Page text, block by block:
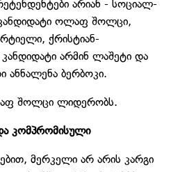
არიან - სოციალ-
ოლაფ შოლცი,
ქრისტიან-
არმინ ლაშეტი და
ანნალენა ბერბოკი.
შოლცი ლიდერობს.
კომპრომისული
მერკელი არ არის კარგი